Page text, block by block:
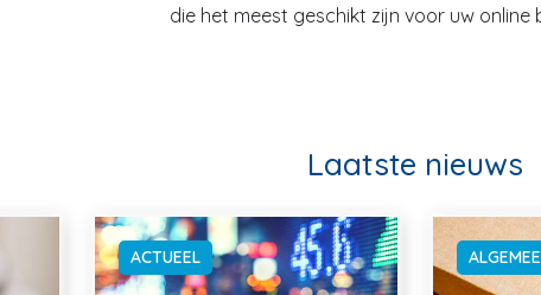
die het meest geschikt zijn voor uw online
Laatste nieuws
ACTUEEL